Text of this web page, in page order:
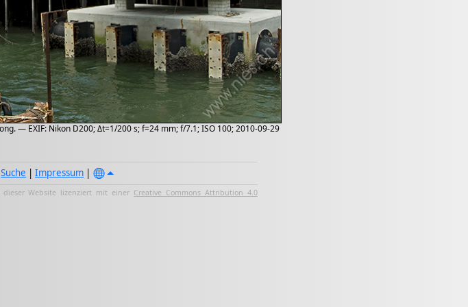
— EXIF: Nikon D200; Δt=1/200 s; f=24 mm; f/7.1; ISO 100; 2010-09-29
Suche |Impressum |
Website lizenziert mit einer Creative Commons Attribution 4.0